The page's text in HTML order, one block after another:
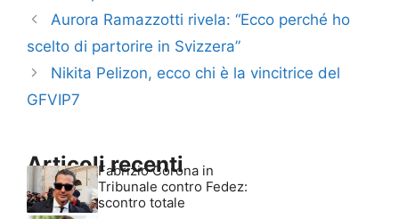
Aurora Ramazzotti rivela: “Ecco perché ho
scelto di partorire in Svizzera”
Nikita Pelizon, ecco chi è la vincitrice del
GFVIP7
Articoli recenti
Fabrizio Corona in
Tribunale contro Fedez:
scontro totale